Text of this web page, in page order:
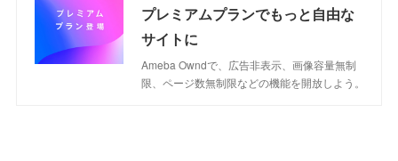
プレミアムプランでもっと自由な
サイトに
Ameba Owndで、広告非表示、画像容量無制
限、ページ数無制限などの機能を開放しよう。